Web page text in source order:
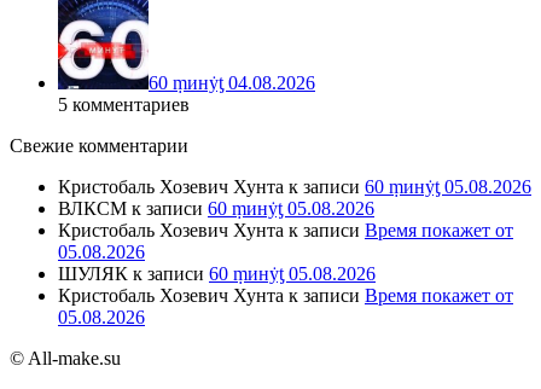
60 ṃинẏƫ 04.08.2026
5 комментариев
Свежие комментарии
Кристобаль Хозевич Хунта к записи 60 ṃинẏƫ 05.08.2026
ВЛКСМ к записи 60 ṃинẏƫ 05.08.2026
Кристобаль Хозевич Хунта к записи Время покажет от
05.08.2026
ШУЛЯК к записи 60 ṃинẏƫ 05.08.2026
Кристобаль Хозевич Хунта к записи Время покажет от
05.08.2026
© All-make.su